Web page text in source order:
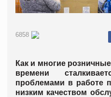
6858
Как и многие
времени
проблемами в работе
низким качеством